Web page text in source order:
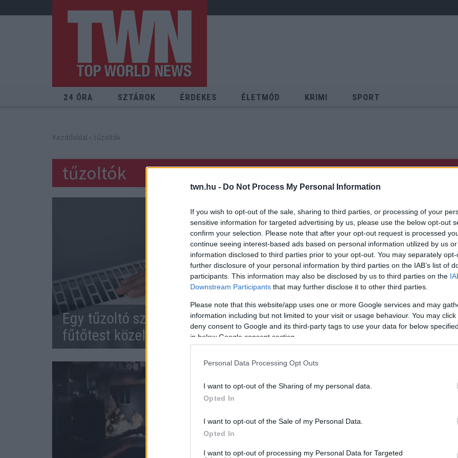
twn.hu - Do Not Process My Personal Information
If you wish to opt-out of the sale, sharing to third parties, or processing of your
sensitive information for targeted advertising by us, please use the below opt-out
confirm your selection. Please note that after your opt-out request is processed
continue seeing interest-based ads based on personal information utilized by us
information disclosed to third parties prior to your opt-out. You may separately
further disclosure of your personal information by third parties on the IAB’s list of
participants. This information may also be disclosed by us to third parties on the
Downstream Participants that may further disclose it to other third parties.
Please note that this website/app uses one or more Google services and may
information including but not limited to your visit or usage behaviour. You may
deny consent to Google and its third-party tags to use your data for below
in below Google consent section.
Personal Data Processing Opt Outs
I want to opt-out of the Sharing of my personal data.
Opted In
I want to opt-out of the Sale of my Personal Data.
Opted In
I want to opt-out of processing my Personal Data for Targeted
24 ÓRA SZTÁROK ÉRDEKES ÉLETMÓD KRIMI SPORT
Kezdőoldal » tűzoltók
tűzoltók
Egy tűzoltó szerint: ezt az 5 dolgot soha nem tedd a
fűtőtest közelébe - életveszélyes